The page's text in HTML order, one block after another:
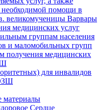
необходимой помощи в
Варвары
медицинских услуг
группам населения
и маломобильных групп
получения медицинских
для инвалидов
материалы
Сердце